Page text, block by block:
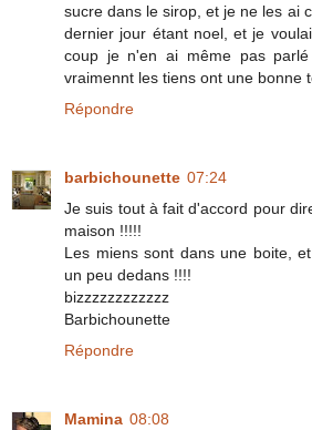
sucre dans le sirop, et je ne les ai
dernier jour étant noel, et je
coup je n'en ai même pas
vraimennt les tiens ont une bonne
Répondre
barbichounette 07:24
Je suis tout à fait d'accord pour
maison !!!!!
Les miens sont dans une boite,
un peu dedans !!!!
bizzzzzzzzzzzz
Barbichounette
Répondre
Mamina 08:08